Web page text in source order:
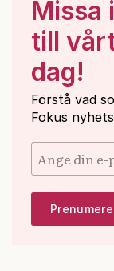
Missa
till
dag!
Förstå vad
Fokus